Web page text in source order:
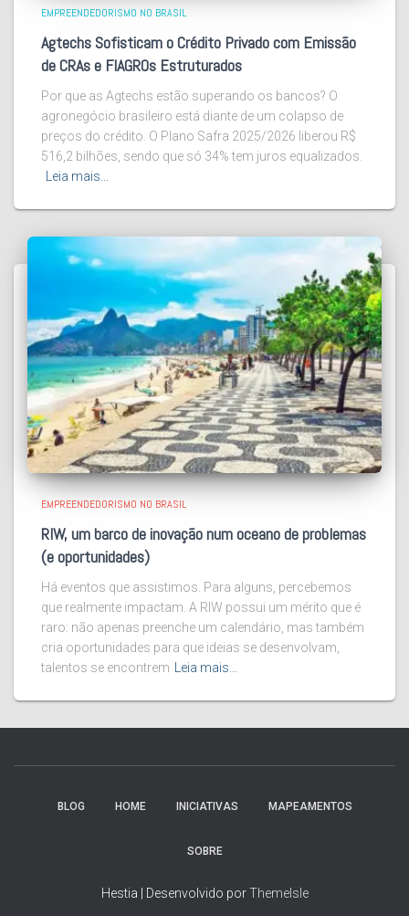
EMPREENDEDORISMO NO BRASIL
Agtechs Sofisticam o Crédito Privado com Emissão
de CRAs e FIAGROs Estruturados
Por que as Agtechs estão superando os bancos? O
agronegócio brasileiro está diante de um colapso de
preços do crédito. O Plano Safra 2025/2026 liberou R$
516,2 bilhões, sendo que só 34% tem juros equalizados.
Leia mais…
EMPREENDEDORISMO NO BRASIL
RIW, um barco de inovação num oceano de problemas
(e oportunidades)
Há eventos que assistimos. Para alguns, percebemos
que realmente impactam. A RIW possui um mérito que é
raro: não apenas preenche um calendário, mas também
cria oportunidades para que ideias se desenvolvam,
talentos se encontrem
Leia mais…
BLOG HOME INICIATIVAS MAPEAMENTOS
SOBRE
Hestia | Desenvolvido porThemeIsle